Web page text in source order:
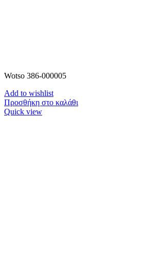
Wotso 386-000005
Add to wishlist
Προσθήκη στο καλάθι
Quick view